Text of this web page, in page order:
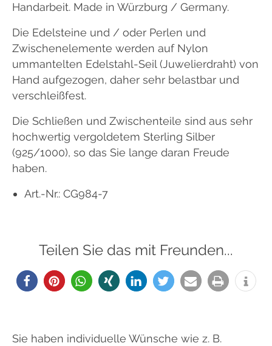
Handarbeit. Made in Würzburg / Germany.
Die Edelsteine und / oder Perlen und
Zwischenelemente werden auf Nylon
ummantelten Edelstahl-Seil (Juwelierdraht) von
Hand aufgezogen, daher sehr belastbar und
verschleißfest.
Die Schließen und Zwischenteile sind aus sehr
hochwertig vergoldetem Sterling Silber
(925/1000), so das Sie lange daran Freude
haben.
Art.-Nr.: CG984-7
Teilen Sie das mit Freunden...
Sie haben individuelle Wünsche wie z. B.